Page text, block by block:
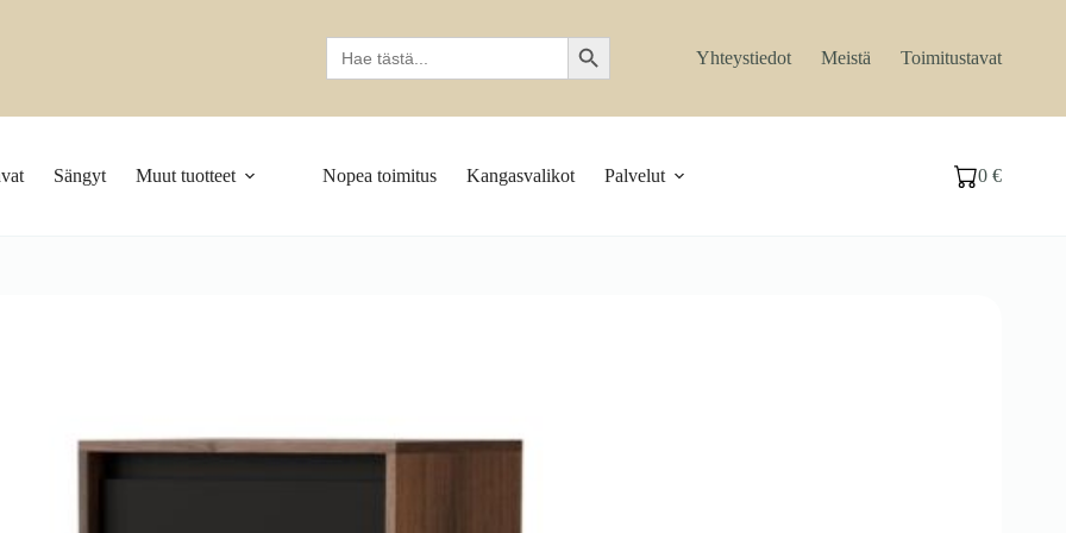
Search
for:
Search Button Yhteystiedot Meistä Toimitustavat
Sängyt Muut tuotteet Nopea toimitus Kangasvalikot Palvelut Ostoskori
0€